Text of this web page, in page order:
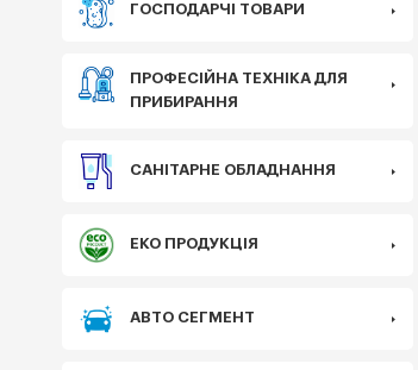
ГОСПОДАРЧІ ТОВАРИ
ПРОФЕСІЙНА ТЕХНІКА ДЛЯ
ПРИБИРАННЯ
САНІТАРНЕ ОБЛАДНАННЯ
ЕКО ПРОДУКЦІЯ
АВТО СЕГМЕНТ